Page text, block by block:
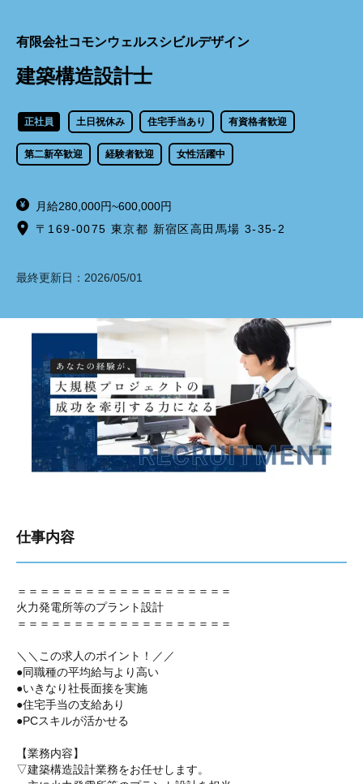
有限会社コモンウェルスシビルデザイン
建築構造設計士
正社員 土日祝休み 住宅手当あり 有資格者歓迎
第二新卒歓迎 経験者歓迎 女性活躍中
月給280,000円~600,000円
〒169-0075 東京都 新宿区高田馬場 3-35-2
最終更新日： 2026/05/01
仕事内容
＝＝＝＝＝＝＝＝＝＝＝＝＝＝＝＝＝＝＝
火力発電所等のプラント設計
＝＝＝＝＝＝＝＝＝＝＝＝＝＝＝＝＝＝＝
＼＼この求人のポイント！／／
●同職種の平均給与より高い
●いきなり社長面接を実施
●住宅手当の支給あり
●PCスキルが活かせる
【業務内容】
▽建築構造設計業務をお任せします。